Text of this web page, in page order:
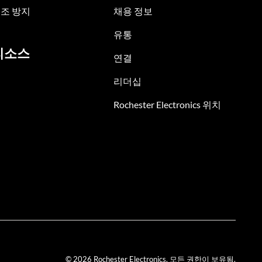
방지
소스
채용 정보
유통
연결
리더십
Rochester Electronics 위치
© 2026 Rochester Electronics. 모든 권한이 보유됨.